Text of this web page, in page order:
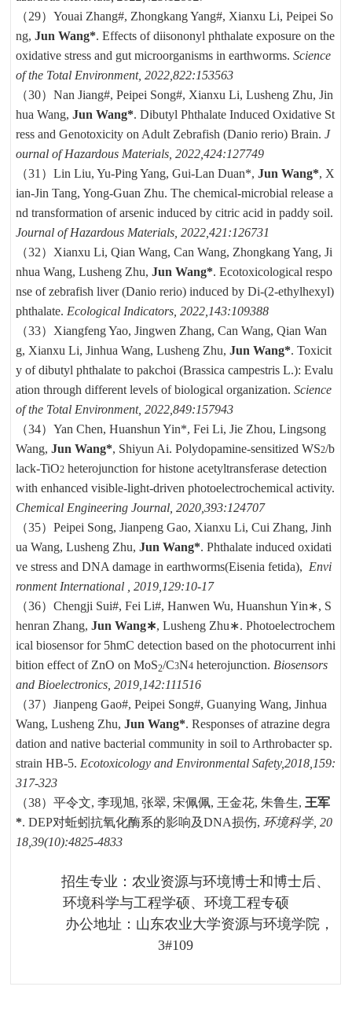
（29）Youai Zhang#, Zhongkang Yang#, Xianxu Li, Peipei So
ng,Jun Wang*. Effects of diisononyl phthalate exposure on the
oxidative stress and gut microorganisms in earthworms.Science
of the Total Environment, 2022,822:153563
（30）Nan Jiang#, Peipei Song#, Xianxu Li, Lusheng Zhu, Jin
hua Wang,Jun Wang*. Dibutyl Phthalate Induced Oxidative St
ress and Genotoxicity on Adult Zebrafish (Danio rerio) Brain.J
ournal of Hazardous Materials, 2022,424:127749
（31）Lin Liu, Yu-Ping Yang, Gui-Lan Duan*,Jun Wang*, X
ian-Jin Tang, Yong-Guan Zhu. The chemical-microbial release a
nd transformation of arsenic induced by citric acid in paddy soil.
Journal of Hazardous Materials, 2022,421:126731
（32） Xianxu Li, Qian Wang, Can Wang, Zhongkang Yang, Ji
nhua Wang, Lusheng Zhu,Jun Wang*. Ecotoxicological respo
nse of zebrafish liver (Danio rerio) induced by Di-(2-ethylhexyl)
phthalate. Ecological Indicators, 2022,143:109388
（33） Xiangfeng Yao, Jingwen Zhang, Can Wang, Qian Wan
g, Xianxu Li, Jinhua Wang, Lusheng Zhu,Jun Wang*. Toxicit
y of dibutyl phthalate to pakchoi (Brassica campestris L.): Evalu
ation through different levels of biological organization.Science
of the Total Environment, 2022,849:157943
（34）Yan Chen, Huanshun Yin*, Fei Li, Jie Zhou, Lingsong
Wang,Jun Wang*, Shiyun Ai. Polydopamine-sensitized WS2/b
lack-TiO2 heterojunction for histone acetyltransferase detection
with enhanced visible-light-driven photoelectrochemical activity.
Chemical Engineering Journal, 2020,393:124707
（35）Peipei Song, Jianpeng Gao, Xianxu Li, Cui Zhang, Jinh
ua Wang, Lusheng Zhu,Jun Wang*. Phthalate induced oxidati
ve stress and DNA damage in earthworms(Eisenia fetida), Envi
ronment International , 2019,129:10-17
（36）Chengji Sui#, Fei Li#, Hanwen Wu, Huanshun Yin∗, S
henran Zhang,Jun Wang∗, Lusheng Zhu∗. Photoelectrochem
ical biosensor for 5hmC detection based on the photocurrent inhi
bition effect of ZnO on MoS2/C3N4 heterojunction. Biosensors
and Bioelectronics, 2019,142:111516
（37）Jianpeng Gao#, Peipei Song#, Guanying Wang, Jinhua
Wang, Lusheng Zhu, Jun Wang*. Responses of atrazine degra
dation and native bacterial community in soil to Arthrobacter sp.
strain HB-5. Ecotoxicology and Environmental Safety,2018,159:
317-323
（38）平令文, 李现旭,张翠,宋佩佩, 王金花,朱鲁生, 王军
*. DEP对蚯蚓抗氧化酶系的影响及DNA损伤,环境科学 ,20
18,39(10):4825-4833
招生专业：农业资源与环境博士和博士后、
环境科学与工程学硕、环境工程专硕
办公地址：山东农业大学资源与环境学院，
3#109